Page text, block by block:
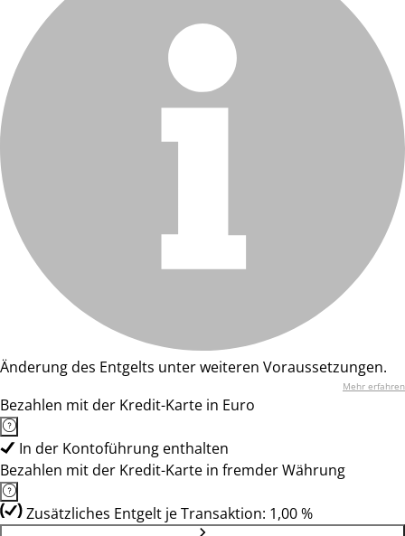
Änderung des Entgelts unter weiteren Voraussetzungen.
Mehr erfahren
Bezahlen mit der Kredit-Karte in Euro
In der Kontoführung enthalten
Bezahlen mit der Kredit-Karte in fremder Währung
Zusätzliches Entgelt je Transaktion: 1,00 %